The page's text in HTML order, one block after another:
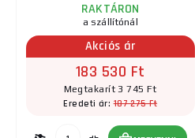
RAKTÁRON
a szállítónál
Akciós ár
183 530 Ft
Megtakarít 3 745 Ft
Eredeti ár:187 275 Ft